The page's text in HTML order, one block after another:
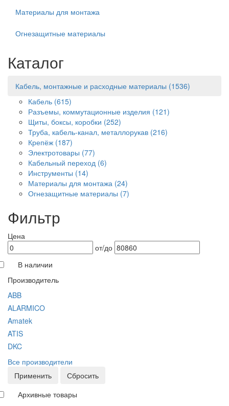
Материалы для монтажа
Огнезащитные материалы
Каталог
Кабель, монтажные и расходные материалы (1536)
Кабель (615)
Разъемы, коммутационные изделия (121)
Щиты, боксы, коробки (252)
Труба, кабель-канал, металлорукав (216)
Крепёж (187)
Электротовары (77)
Кабельный переход (6)
Инструменты (14)
Материалы для монтажа (24)
Огнезащитные материалы (7)
Фильтр
Цена
от/до
В наличии
Производитель
ABB
ALARMICO
Amatek
ATIS
DKC
Все производители
Применить
Сбросить
Архивные товары